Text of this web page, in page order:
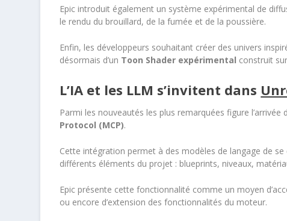
Epic introduit également un système expérimental de
le rendu du brouillard, de la fumée et de la poussière.
Enfin, les développeurs souhaitant créer des univers
désormais d’un Toon Shader expérimental construit
L’IA et les LLM s’invitent dans
Parmi les nouveautés les plus remarquées figure
Protocol (MCP).
Cette intégration permet à des modèles de langage de
différents éléments du projet : blueprints, niveaux,
Epic présente cette fonctionnalité comme un moyen
ou encore d’extension des fonctionnalités du moteur.